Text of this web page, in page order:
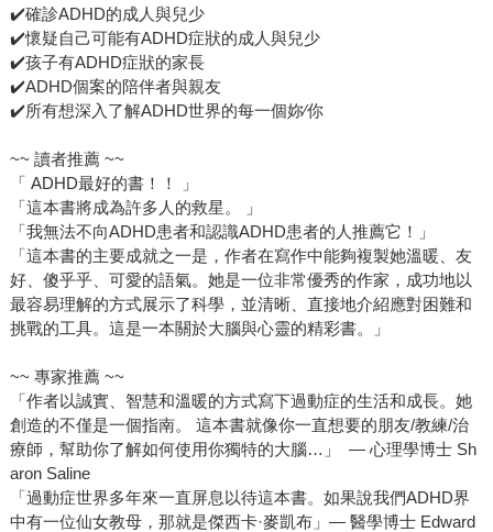
✔️確診ADHD的成人與兒少
✔️懷疑自己可能有ADHD症狀的成人與兒少
✔️孩子有ADHD症狀的家長
✔️ADHD個案的陪伴者與親友
✔️所有想深入了解ADHD世界的每一個妳∕你
~~ 讀者推薦 ~~
「 ADHD最好的書！！ 」
「這本書將成為許多人的救星。 」
「我無法不向ADHD患者和認識ADHD患者的人推薦它！」
「這本書的主要成就之一是，作者在寫作中能夠複製她溫暖、友
好、傻乎乎、可愛的語氣。她是一位非常優秀的作家，成功地以
最容易理解的方式展示了科學，並清晰、直接地介紹應對困難和
挑戰的工具。這是一本關於大腦與心靈的精彩書。」
~~ 專家推薦 ~~
「作者以誠實、智慧和溫暖的方式寫下過動症的生活和成長。她
創造的不僅是一個指南。 這本書就像你一直想要的朋友/教練/治
療師，幫助你了解如何使用你獨特的大腦…」 — 心理學博士 Sh
aron Saline
「過動症世界多年來一直屏息以待這本書。如果說我們ADHD界
中有一位仙女教母，那就是傑西卡·麥凱布」— 醫學博士 Edward